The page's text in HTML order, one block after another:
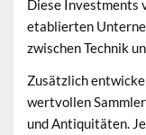
Diese Investments
etablierten
zwischen Technik
Zusätzlich
wertvollen
und Antiquitäten.